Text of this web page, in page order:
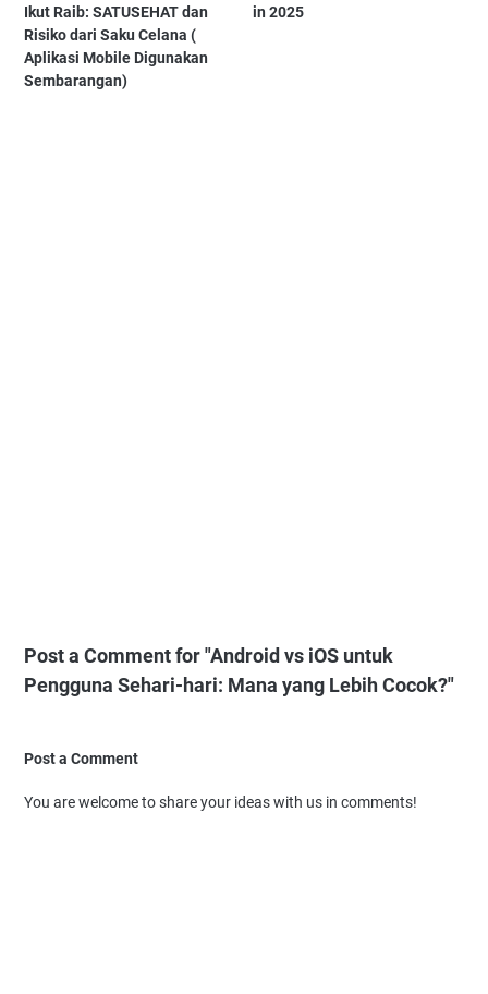
Ikut Raib: SATUSEHAT dan
Risiko dari Saku Celana (
Aplikasi Mobile Digunakan
Sembarangan)
in 2025
Post a Comment for "Android vs iOS untuk
Pengguna Sehari-hari: Mana yang Lebih Cocok?"
Post a Comment
You are welcome to share your ideas with us in comments!